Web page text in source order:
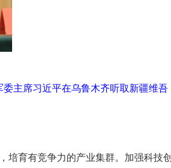
主席习近平在乌鲁木齐听取新疆维吾
培育有竞争力的产业集群。加强科技创